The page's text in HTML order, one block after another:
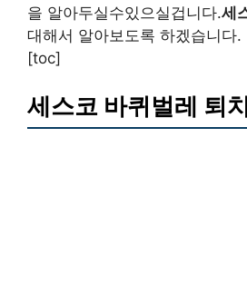
을 알아두실수있으실겁니다.세
대해서 알아보도록 하겠습니다.
[toc]
세스코 바퀴벌레 퇴